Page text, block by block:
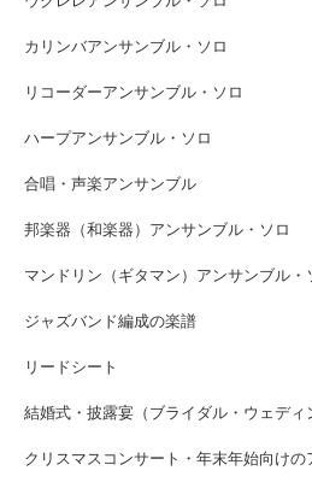
カリンバアンサンブル・ソロ
リコーダーアンサンブル・ソロ
ハープアンサンブル・ソロ
合唱・声楽アンサンブル
邦楽器（和楽器）アンサンブル・ソロ
マンドリン（ギタマン）アンサンブル・
ジャズバンド編成の楽譜
リードシート
結婚式・披露宴（ブライダル・ウェデ
クリスマスコンサート・年末年始向けの